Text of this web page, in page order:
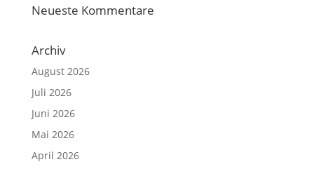
Neueste Kommentare
Archiv
August 2026
Juli 2026
Juni 2026
Mai 2026
April 2026